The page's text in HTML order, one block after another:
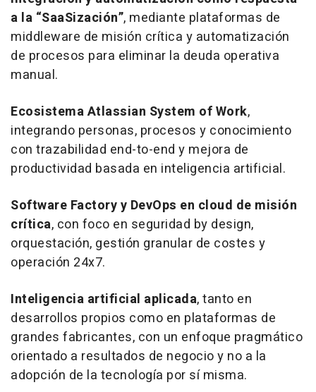
a la “SaaSización”, mediante plataformas de
middleware de misión crítica y automatización
de procesos para eliminar la deuda operativa
manual.
Ecosistema Atlassian System of Work,
integrando personas, procesos y conocimiento
con trazabilidad end-to-end y mejora de
productividad basada en inteligencia artificial.
Software Factory y DevOps en cloud de misión
crítica, con foco en seguridad by design,
orquestación, gestión granular de costes y
operación 24x7.
Inteligencia artificial aplicada, tanto en
desarrollos propios como en plataformas de
grandes fabricantes, con un enfoque pragmático
orientado a resultados de negocio y no a la
adopción de la tecnología por sí misma.